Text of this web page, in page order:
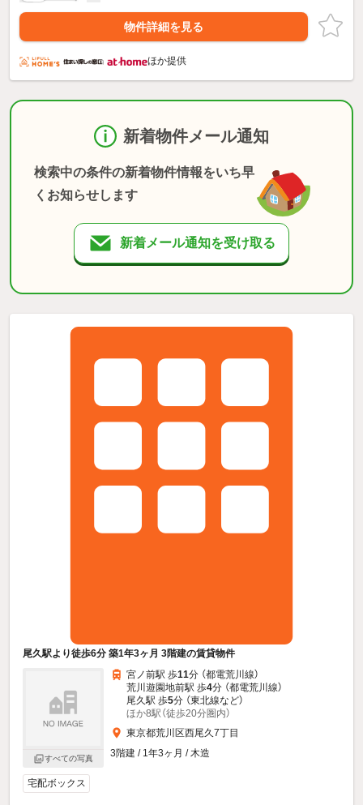
物件詳細を見る
ほか提供
新着物件メール通知
検索中の条件の新着物件情報をいち早
くお知らせします
新着メール通知を受け取る
尾久駅より徒歩6分 築1年3ヶ月 3階建の賃貸物件
すべての写真
宮ノ前駅 歩11分 （都電荒川線）
荒川遊園地前駅 歩4分 （都電荒川線）
尾久駅 歩5分 （東北線など）
ほか8駅（徒歩20分圏内）
東京都荒川区西尾久7丁目
3階建 / 1年3ヶ月 / 木造
宅配ボックス